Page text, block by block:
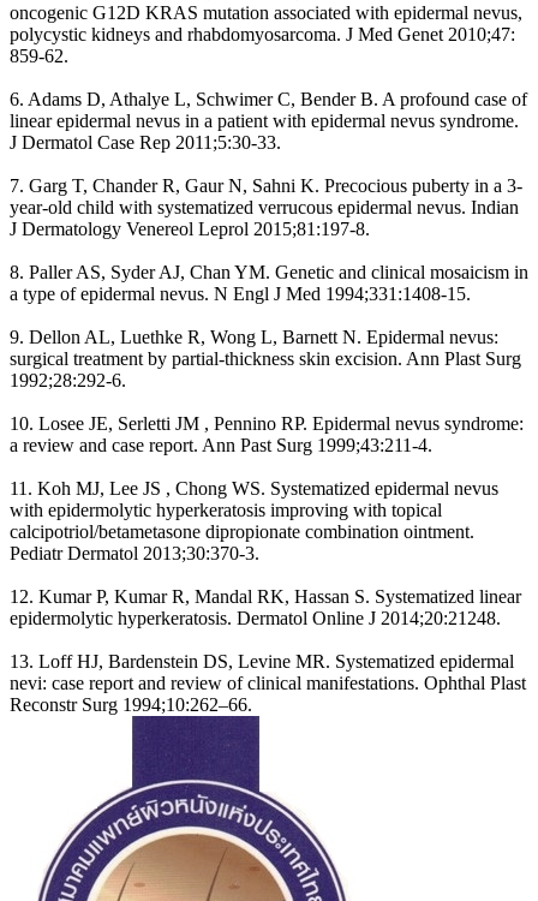
oncogenic G12D KRAS mutation associated with epidermal nevus,
polycystic kidneys and rhabdomyosarcoma. J Med Genet 2010;47:
859-62.
6. Adams D, Athalye L, Schwimer C, Bender B. A profound case of
linear epidermal nevus in a patient with epidermal nevus syndrome.
J Dermatol Case Rep 2011;5:30-33.
7. Garg T, Chander R, Gaur N, Sahni K. Precocious puberty in a 3-
year-old child with systematized verrucous epidermal nevus. Indian
J Dermatology Venereol Leprol 2015;81:197-8.
8. Paller AS, Syder AJ, Chan YM. Genetic and clinical mosaicism in
a type of epidermal nevus. N Engl J Med 1994;331:1408-15.
9. Dellon AL, Luethke R, Wong L, Barnett N. Epidermal nevus:
surgical treatment by partial-thickness skin excision. Ann Plast Surg
1992;28:292-6.
10. Losee JE, Serletti JM , Pennino RP. Epidermal nevus syndrome:
a review and case report. Ann Past Surg 1999;43:211-4.
11. Koh MJ, Lee JS , Chong WS. Systematized epidermal nevus
with epidermolytic hyperkeratosis improving with topical
calcipotriol/betametasone dipropionate combination ointment.
Pediatr Dermatol 2013;30:370-3.
12. Kumar P, Kumar R, Mandal RK, Hassan S. Systematized linear
epidermolytic hyperkeratosis. Dermatol Online J 2014;20:21248.
13. Loff HJ, Bardenstein DS, Levine MR. Systematized epidermal
nevi: case report and review of clinical manifestations. Ophthal Plast
Reconstr Surg 1994;10:262–66.